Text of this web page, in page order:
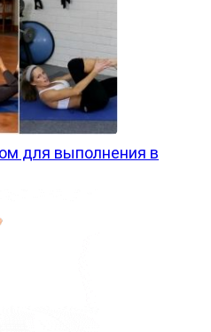
для выполнения в